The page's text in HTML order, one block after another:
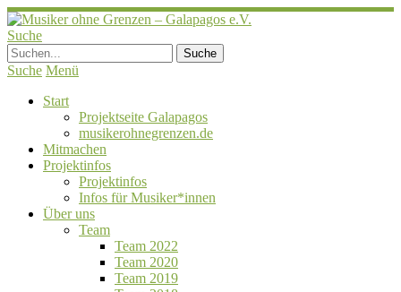
Suche
Suche Menü
Start
Projektseite Galapagos
musikerohnegrenzen.de
Mitmachen
Projektinfos
Projektinfos
Infos für Musiker*innen
Über uns
Team
Team 2022
Team 2020
Team 2019